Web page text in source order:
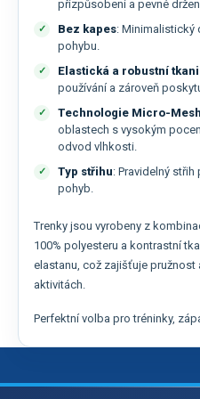
přizpůsobení a pevné
Bez kapes: Minimalistický
pohybu.
Elastická a robustní
používání a zároveň
Technologie Micro-Mesh
oblastech s vysokým
odvod vlhkosti.
Typ střihu: Pravidelný
pohyb.
Trenky jsou vyrobeny z
100% polyesteru a kontrastní
elastanu, což zajišťuje
aktivitách.
Perfektní volba pro tréninky,